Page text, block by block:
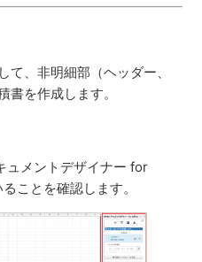
て、非明細部（ヘッダー、
書を作成します。
ュメントデザイナー for
ことを確認します。